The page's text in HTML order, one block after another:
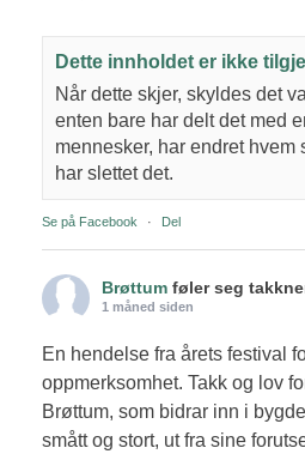
Dette innholdet er ikke
Når dette skjer, skyldes det
enten bare har delt det med
mennesker, har endret hvem
har slettet det.
Se på Facebook · Del
Brøttum føler seg
1 måned siden
En hendelse fra årets festival
oppmerksomhet. Takk og lov
Brøttum, som bidrar inn i
smått og stort, ut fra sine